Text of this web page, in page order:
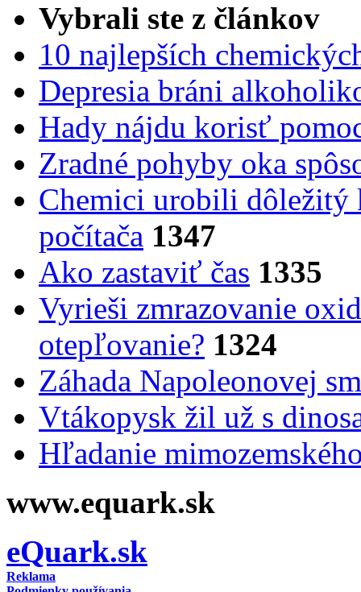
Vybrali ste z článkov
10 najlepších
Depresia bráni
Hady nájdu korisť
Zradné pohyby oka
Chemici urobili dôležitý
počítača 1347
Ako zastaviť čas 1335
Vyrieši zmrazovanie
otepľovanie? 1324
Záhada Napoleonovej
Vtákopysk žil už s
Hľadanie
www.equark.sk
eQuark.sk
Reklama